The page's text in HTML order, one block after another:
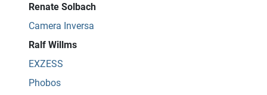
Renate Solbach
Camera Inversa
Ralf Willms
EXZESS
Phobos